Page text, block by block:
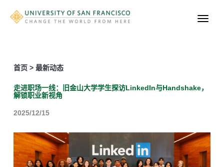
首页 > 最新动态
走进职场一线：旧金山大学学生探访LinkedIn与Handshake，
解锁职业新视角
2025/12/15